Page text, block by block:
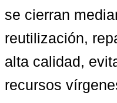
se cierran
reutilización,
alta calidad,
recursos